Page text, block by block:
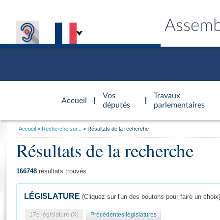
Accueil
d'accueil
Vos
députés
Travaux
parlementaires
Général
Vous
Accueil Recherche sur... Résultats de la recherche
Résultats de la recherche
166748 résultats trouvés
LÉGISLATURE (Cliquez sur l'un des boutons pour faire un choix)
17e législature (X) Précédentes législatures